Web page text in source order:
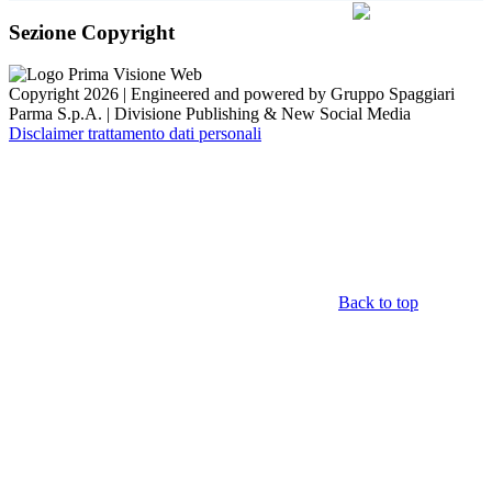
Sezione Copyright
Copyright 2026 | Engineered and powered by Gruppo Spaggiari
Parma S.p.A. | Divisione Publishing & New Social Media
Disclaimer trattamento dati personali
Back to top